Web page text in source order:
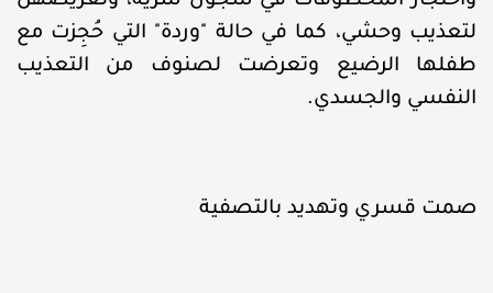
لتعذيب وحشي، كما في حالة "وردة" التي حُجِزت مع
طفلها الرضيع وتعرضت لصنوف من التعذيب
النفسي والجسدي.
صمت قسري وتهديد بالتصفية